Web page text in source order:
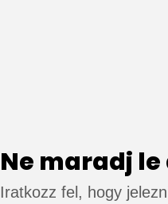
Ne maradj
Iratkozz fel, hogy